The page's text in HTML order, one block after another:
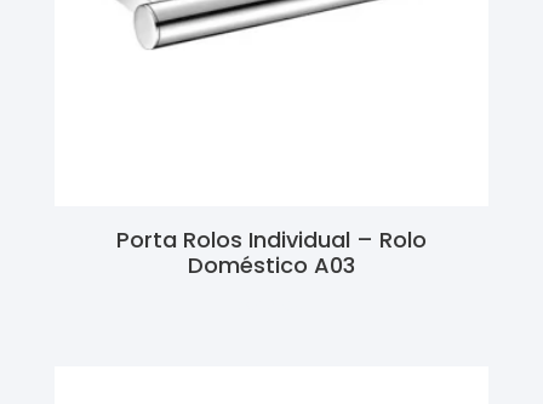
Porta Rolos Individual – Rolo
Doméstico A03